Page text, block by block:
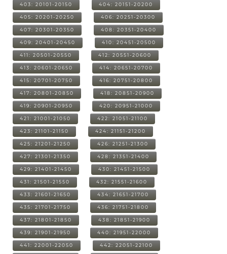
403: 20101-20150 404: 20151-20200
405: 20201-20250 406: 20251-20300
407: 20301-20350 408: 20351-20400
409: 20401-20450 410: 20451-20500
411: 20501-20550 412: 20551-20600
413: 20601-20650 414: 20651-20700
415: 20701-20750 416: 20751-20800
417: 20801-20850 418: 20851-20900
419: 20901-20950 420: 20951-21000
421: 21001-21050 422: 21051-21100
423: 21101-21150 424: 21151-21200
425: 21201-21250 426: 21251-21300
427: 21301-21350 428: 21351-21400
429: 21401-21450 430: 21451-21500
431: 21501-21550 432: 21551-21600
433: 21601-21650 434: 21651-21700
435: 21701-21750 436: 21751-21800
437: 21801-21850 438: 21851-21900
439: 21901-21950 440: 21951-22000
441: 22001-22050 442: 22051-22100